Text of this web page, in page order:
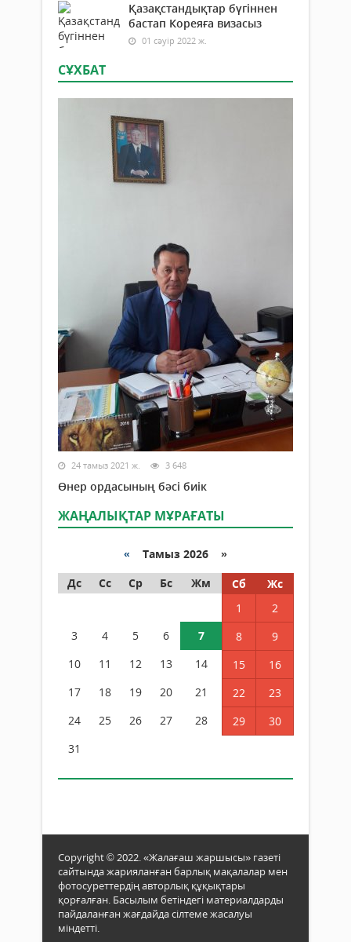
Қазақстандықтар бүгіннен
бастап Кореяға визасыз
01 сәуір 2022 ж.
СҰХБАТ
24 тамыз 2021 ж. 3 648
Өнер ордасының бәсі биік
ЖАҢАЛЫҚТАР МҰРАҒАТЫ
« Тамыз 2026 »
Дс
Сс Ср Бс Жм Сб
Жс
1
2
3
4 5 6 7 8
9
10
11 12 13 14 15
16
17
18 19 20 21 22
23
24
25 26 27 28 29
30
31
Copyright © 2022. «Жалағаш жаршысы» газеті
сайтында жарияланған барлық мақалалар мен
фотосуреттердің авторлық құқықтары
қорғалған. Басылым бетіндегі материалдарды
пайдаланған жағдайда сілтеме жасалуы
міндетті.